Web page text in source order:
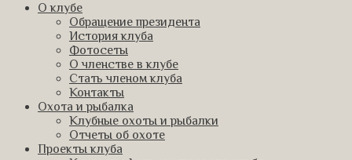
О клубе
Обращение президента
История клуба
Фотосеты
О членстве в клубе
Стать членом клуба
Контакты
Охота и рыбалка
Клубные охоты и рыбалки
Отчеты об охоте
Проекты клуба